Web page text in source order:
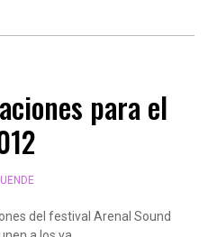
para el
del festival Arenal Sound